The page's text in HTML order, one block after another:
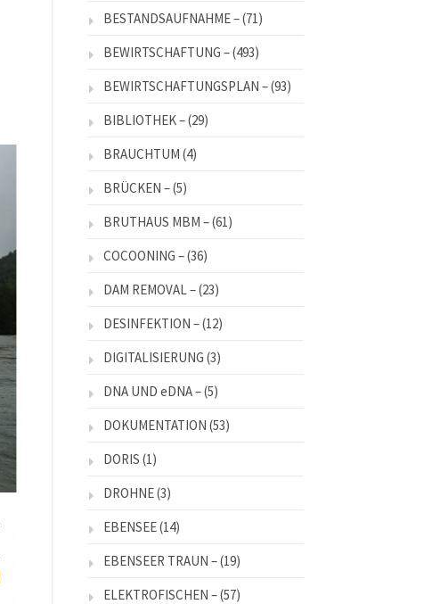
BESTANDSAUFNAHME –(71)
BEWIRTSCHAFTUNG –(493)
BEWIRTSCHAFTUNGSPLAN –(93)
BIBLIOTHEK –(29)
BRAUCHTUM (4)
BRÜCKEN –(5)
BRUTHAUS MBM –(61)
COCOONING –(36)
DAM REMOVAL –(23)
DESINFEKTION –(12)
DIGITALISIERUNG (3)
DNA UND eDNA –(5)
DOKUMENTATION (53)
DORIS (1)
DROHNE(3)
EBENSEE(14)
EBENSEER TRAUN –(19)
ELEKTROFISCHEN –(57)